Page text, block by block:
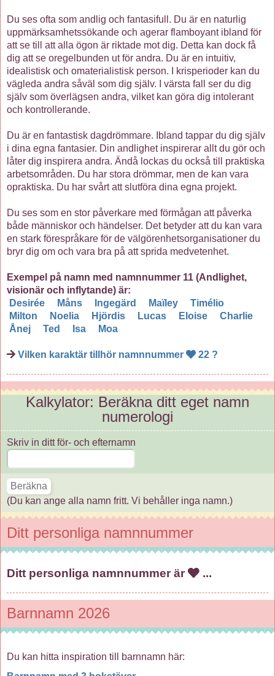
Du ses ofta som andlig och fantasifull. Du är en naturlig
uppmärksamhetssökande och agerar flamboyant ibland för
att se till att alla ögon är riktade mot dig. Detta kan dock få
dig att se oregelbunden ut för andra. Du är en intuitiv,
idealistisk och omaterialistisk person. I krisperioder kan du
vägleda andra såväl som dig själv. I värsta fall ser du dig
själv som överlägsen andra, vilket kan göra dig intolerant
och kontrollerande.
Du är en fantastisk dagdrömmare. Ibland tappar du dig själv
i dina egna fantasier. Din andlighet inspirerar allt du gör och
låter dig inspirera andra. Ändå lockas du också till praktiska
arbetsområden. Du har stora drömmar, men de kan vara
opraktiska. Du har svårt att slutföra dina egna projekt.
Du ses som en stor påverkare med förmågan att påverka
både människor och händelser. Det betyder att du kan vara
en stark förespråkare för de välgörenhetsorganisationer du
bryr dig om och vara bra på att sprida medvetenhet.
Exempel på namn med namnnummer 11 (Andlighet,
visionär och inflytande) är:
Desirée
Måns Ingegärd Maïley
Timélio
Milton
Noelia Hjördis Lucas Eloise
Charlie
Ånej
Ted Isa Moa
Vilken karaktär tillhör namnnummer 22 ?
Kalkylator: Beräkna ditt eget namn
numerologi
Skriv in ditt för- och efternamn
(Du kan ange alla namn fritt. Vi behåller inga namn.)
Ditt personliga namnnummer
Ditt personliga namnnummer är ...
Barnnamn 2026
Du kan hitta inspiration till barnnamn här: